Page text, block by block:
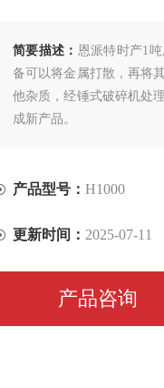
简要描述： 恩派特时产1
备可以将金属打散，再将
他杂质，经锤式破碎机处
成新产品。
产品型号： H1000
更新时间： 2025-07-11
产品咨询